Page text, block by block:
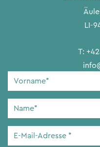
LI-
T:
Vorname
Name
E-